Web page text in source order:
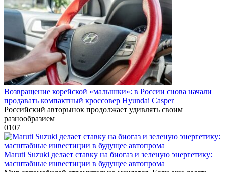
Возвращение корейской «малышки»: в России снова начали
продавать компактный кроссовер Hyundai Casper
Российский авторынок продолжает удивлять своим
разнообразием
0107
Maruti Suzuki делает ставку на биогаз и зеленую энергетику:
масштабные инвестиции в будущее автопрома